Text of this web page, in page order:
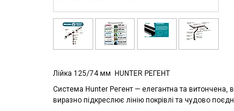
Лійка 125/74 мм HUNTER РЕГЕНТ
Система Hunter Регент — елегантна та витончена,
виразно підкреслює лінію покрівлі та чудово